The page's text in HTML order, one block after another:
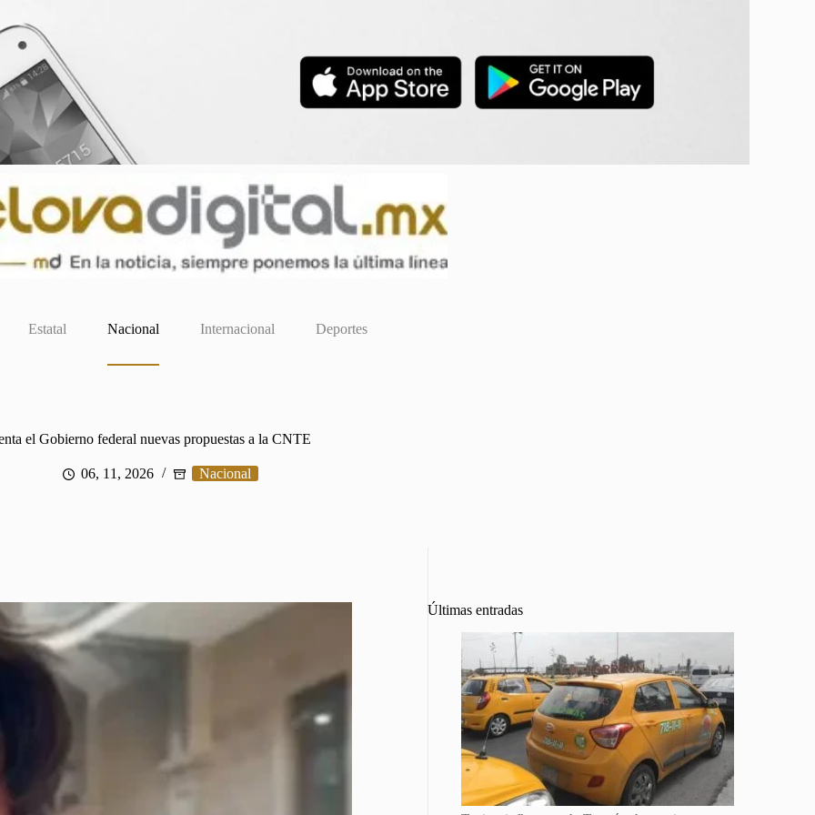
Estatal Nacional Internacional Deportes
el Gobierno federal nuevas propuestas a la CNTE
06, 11, 2026 Nacional
Últimas entradas